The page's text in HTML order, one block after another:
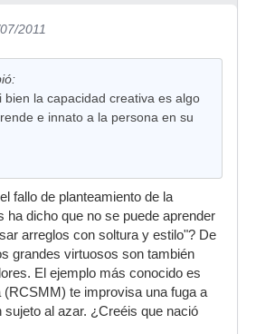
2011
bien la capacidad creativa es algo
e innato a la persona en su
fallo de planteamiento de la
ha dicho que no se puede aprender
arreglos con soltura y estilo"? De
grandes virtuosos son también
El ejemplo más conocido es
(RCSMM) te improvisa una fuga a
al azar. ¿Creéis que nació